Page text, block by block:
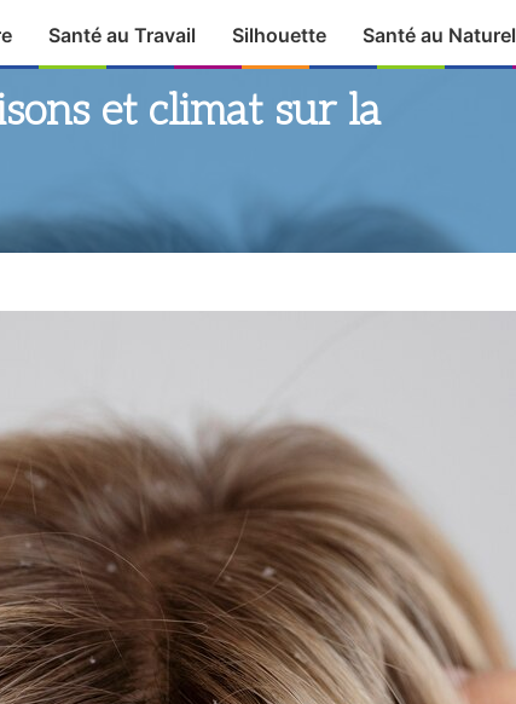
Santé au Travail Silhouette Santé au Naturel
et climat sur la